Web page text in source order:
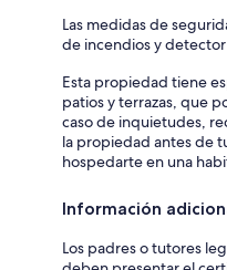
Las medidas de
de incendios y
Esta propiedad tiene
patios y terrazas, que
caso de inquietudes,
la propiedad antes de
hospedarte en una
Información
Los padres o tutores